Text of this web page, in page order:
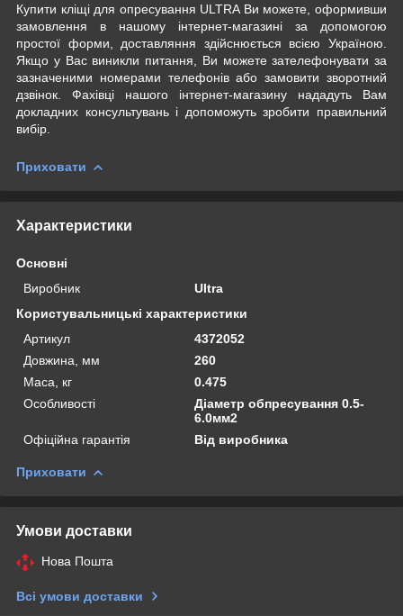
Купити кліщі для опресування ULTRA Ви можете, оформивши
замовлення в нашому інтернет-магазині за допомогою
простої форми, доставляння здійснюється всією Україною.
Якщо у Вас виникли питання, Ви можете зателефонувати за
зазначеними номерами телефонів або замовити зворотний
дзвінок. Фахівці нашого інтернет-магазину нададуть Вам
докладних консультувань і допоможуть зробити правильний
вибір.
Приховати
Характеристики
Основні
Виробник
Ultra
Користувальницькі характеристики
Артикул
4372052
Довжина, мм
260
Маса, кг
0.475
Особливості
Діаметр обпресування 0.5-
6.0мм2
Офіційна гарантія
Від виробника
Приховати
Умови доставки
Нова Пошта
Всі умови доставки